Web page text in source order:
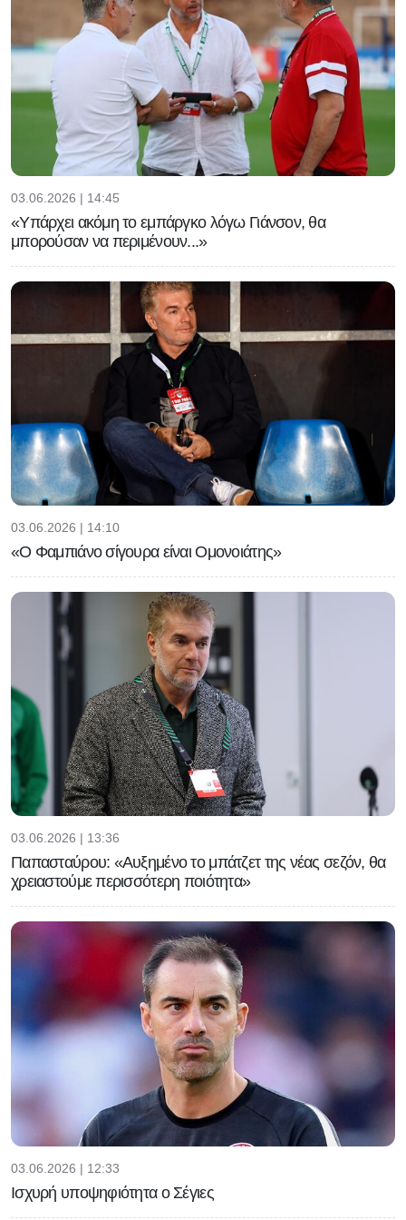
03.06.2026 | 14:45
«Υπάρχει ακόμη το εμπάργκο λόγω Γιάνσον, θα
μπορούσαν να περιμένουν...»
03.06.2026 | 14:10
«Ο Φαμπιάνο σίγουρα είναι Ομονοιάτης»
03.06.2026 | 13:36
Παπασταύρου: «Αυξημένο το μπάτζετ της νέας σεζόν, θα
χρειαστούμε περισσότερη ποιότητα»
03.06.2026 | 12:33
Ισχυρή υποψηφιότητα ο Σέγιες